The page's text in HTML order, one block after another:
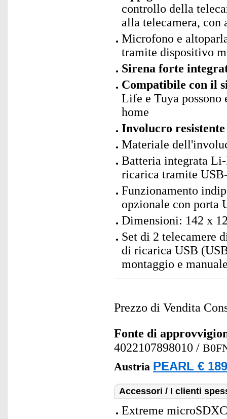
controllo della
alla telecamera, con
Microfono e
tramite dispositivo
Sirena forte
Compatibile con il
Life e Tuya possono
home
Involucro
Materiale
Batteria integrata
ricarica tramite
Funzionamento
opzionale con porta
Dimensioni: 142 x
Set di 2 telecamere
di ricarica USB
montaggio e
Prezzo di Vendita
Fonte di
4022107898010 /
Austria PEARL €
Accessori / I clienti
Extreme